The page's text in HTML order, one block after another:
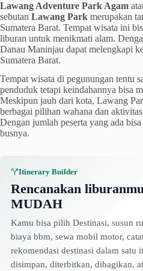
Lawang Adventure Park Agam
sebutan Lawang Park merupakan
Sumatera Barat. Tempat wisata ini
liburan untuk menikmati alam.
Danau Maninjau dapat melengkapi
Sumatera Barat.
Tempat wisata di pegunungan tentu
penduduk tetapi keindahannya bisa
Meskipun jauh dari kota, Lawang
berbagai pilihan wahana dan
Dengan jumlah peserta yang ada
busnya.
Itinerary Builder
Rencanakan
MUDAH
Kamu bisa pilih Destinasi, susun
biaya bbm, sewa mobil motor,
rekomendasi destinasi dalam satu
disimpan, diterbitkan, dibagikan,